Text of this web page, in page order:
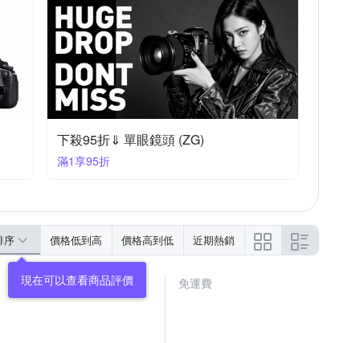
下殺95折⇓ 單眼鏡頭 (ZG)
滿1享95折
序 價格低到高 價格高到低 近期熱銷
免運費